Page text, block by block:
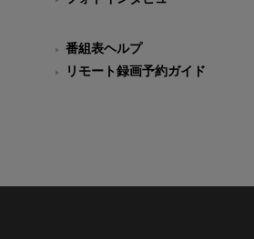
番組表ヘルプ
リモート録画予約ガイド